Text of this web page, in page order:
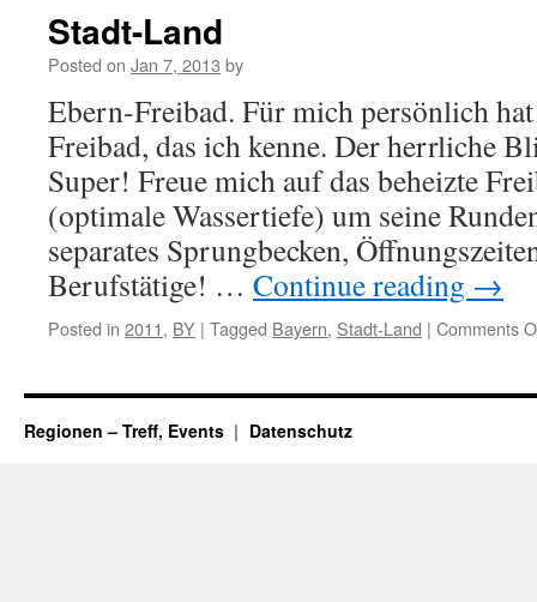
Pforzheim
Stadt-Land
Posted on Jan 7, 2013 by
Ebern-Freibad. Für mich persönlich
Freibad, das ich kenne. Der herrliche
Super! Freue mich auf das beheizte
(optimale Wassertiefe) um seine
separates Sprungbecken,
Berufstätige! … Continue reading →
Posted in 2011, BY | Tagged Bayern, Stadt-Land | Comments
Regionen – Treff, Events Datenschutz